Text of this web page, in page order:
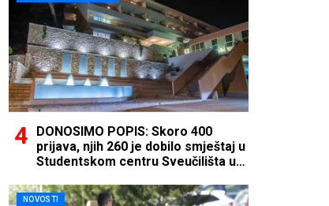
DONOSIMO POPIS: Skoro 400
prijava, njih 260 je dobilo smještaj u
Studentskom centru Sveučilišta u
NOVOSTI